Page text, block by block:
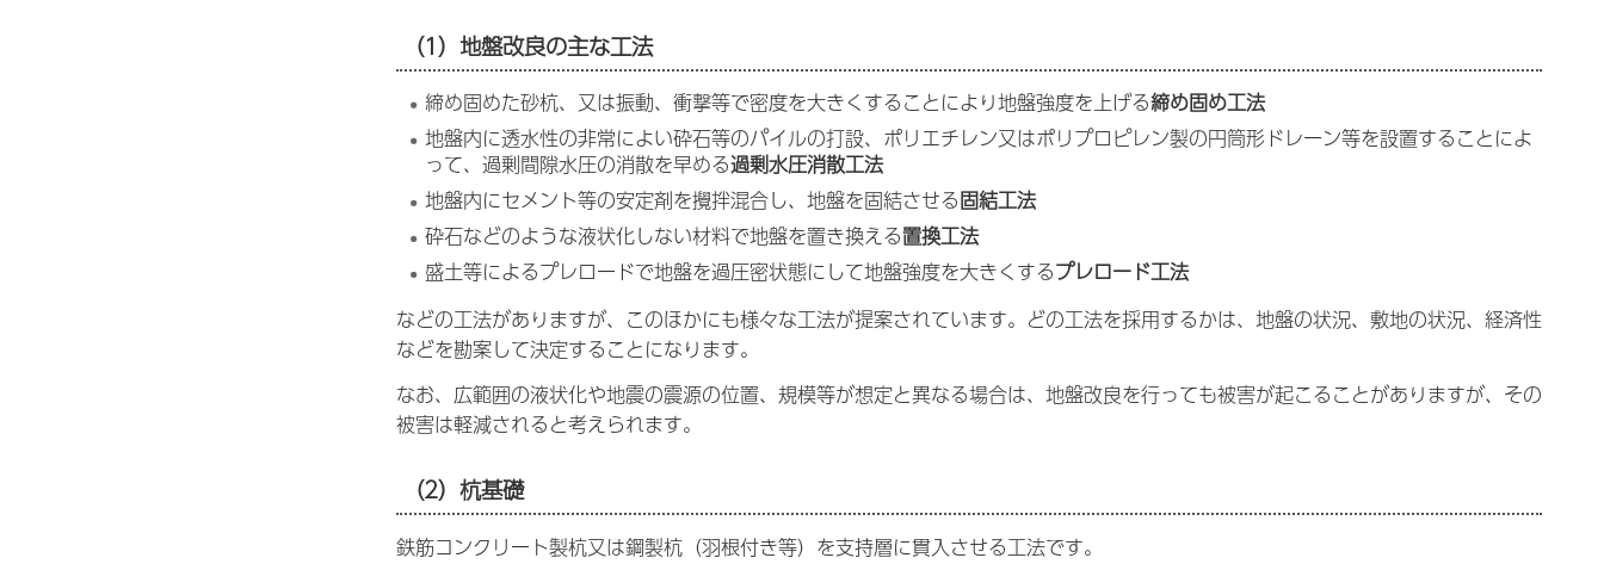
（1）地盤改良の主な工法
締め固めた砂杭、又は振動、衝撃等で密度を大きくすることにより地盤強度を上げる締め固め工法
地盤内に透水性の非常によい砕石等のパイルの打設、ポリエチレン又はポリプロピレン製の円筒形ドレーン等を設置することによ
って、過剰間隙水圧の消散を早める過剰水圧消散工法
地盤内にセメント等の安定剤を攪拌混合し、地盤を固結させる固結工法
砕石などのような液状化しない材料で地盤を置き換える置換工法
盛土等によるプレロードで地盤を過圧密状態にして地盤強度を大きくするプレロード工法
などの工法がありますが、このほかにも様々な工法が提案されています。どの工法を採用するかは、地盤の状況、敷地の状況、経済性
などを勘案して決定することになります。
なお、広範囲の液状化や地震の震源の位置、規模等が想定と異なる場合は、地盤改良を行っても被害が起こることがありますが、その
被害は軽減されると考えられます。
（2）杭基礎
鉄筋コンクリート製杭又は鋼製杭（羽根付き等）を支持層に貫入させる工法です。